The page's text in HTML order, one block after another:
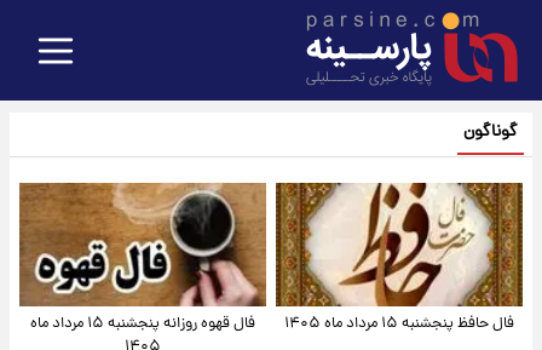
گوناگون
فال حافظ پنجشنبه ۱۵ مرداد ماه ۱۴۰۵
فال قهوه روزانه پنجشنبه ۱۵ مرداد ماه